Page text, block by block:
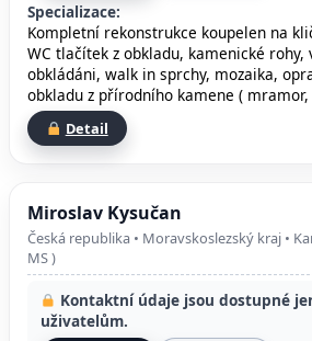
Specializace:
Kompletní rekonstrukce koupelen na
WC tlačítek z obkladu, kamenické
obkládáni, walk in sprchy, mozaika,
obkladu z přírodního kamene (
Detail
Miroslav Kysučan
Česká republika • Moravskoslezský kraj •
MS )
Kontaktní údaje jsou dostupné
uživatelům.